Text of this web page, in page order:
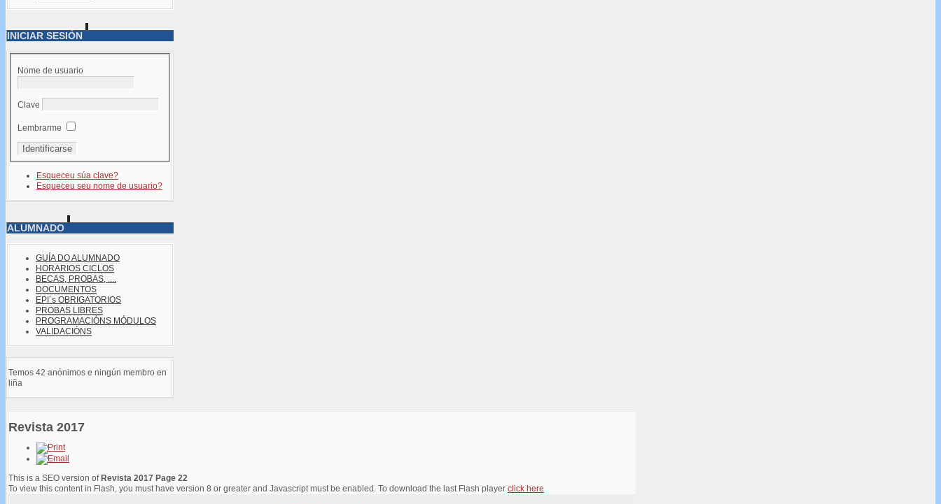
INICIAR SESIÓN
Nome de usuario
Clave
Lembrarme
Esqueceu súa clave?
Esqueceu seu nome de usuario?
ALUMNADO
GUÍA DO ALUMNADO
HORARIOS CICLOS
BECAS, PROBAS, ....
DOCUMENTOS
EPI´s OBRIGATORIOS
PROBAS LIBRES
PROGRAMACIÓNS MÓDULOS
VALIDACIÓNS
Temos 42 anónimos e ningún membro en
liña
Revista 2017
This is a SEO version of Revista 2017 Page 22
To view this content in Flash, you must have version 8 or greater and Javascript must be enabled. To download the last Flash player click here